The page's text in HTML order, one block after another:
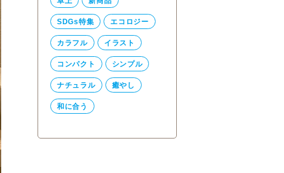
SDGs特集 エコロジー
カラフル イラスト
コンパクト シンプル
ナチュラル 癒やし
和に合う